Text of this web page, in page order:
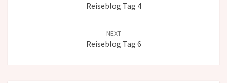
Reiseblog Tag 4
NEXT
Reiseblog Tag 6